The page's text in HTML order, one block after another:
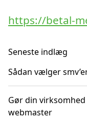
https://betal-
Seneste indlæg
Sådan vælger
Gør din
webmaster